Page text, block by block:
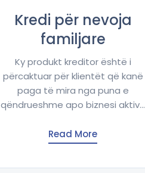
Kredi për nevoja
familjare
Ky produkt kreditor është i
përcaktuar për klientët që kanë
paga të mira nga puna e
qëndrueshme apo biznesi aktiv...
Read More